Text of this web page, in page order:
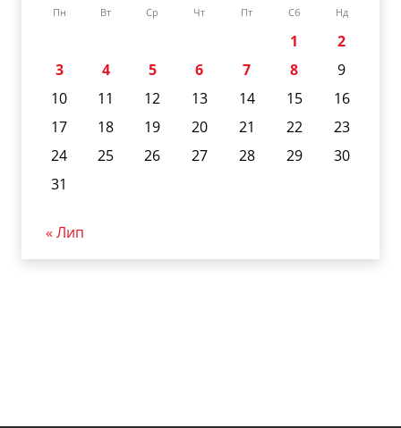
Пн Вт Ср Чт Пт Сб Нд
1
2
3
4 5 6 7 8
9
10
11 12 13 14 15
16
17
18 19 20 21 22
23
24
25 26 27 28 29
30
31
« Лип